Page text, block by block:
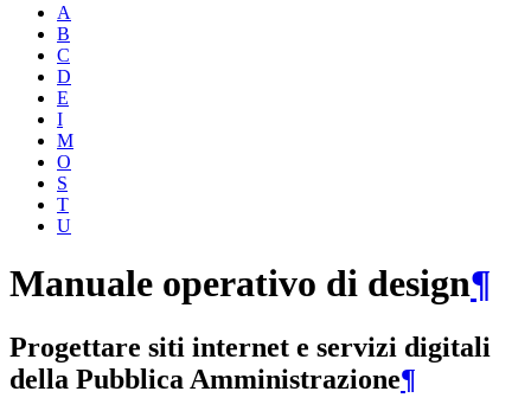
A
B
C
D
E
I
M
O
S
T
U
Manuale operativo di design¶
Progettare siti internet e servizi digitali
della Pubblica Amministrazione¶